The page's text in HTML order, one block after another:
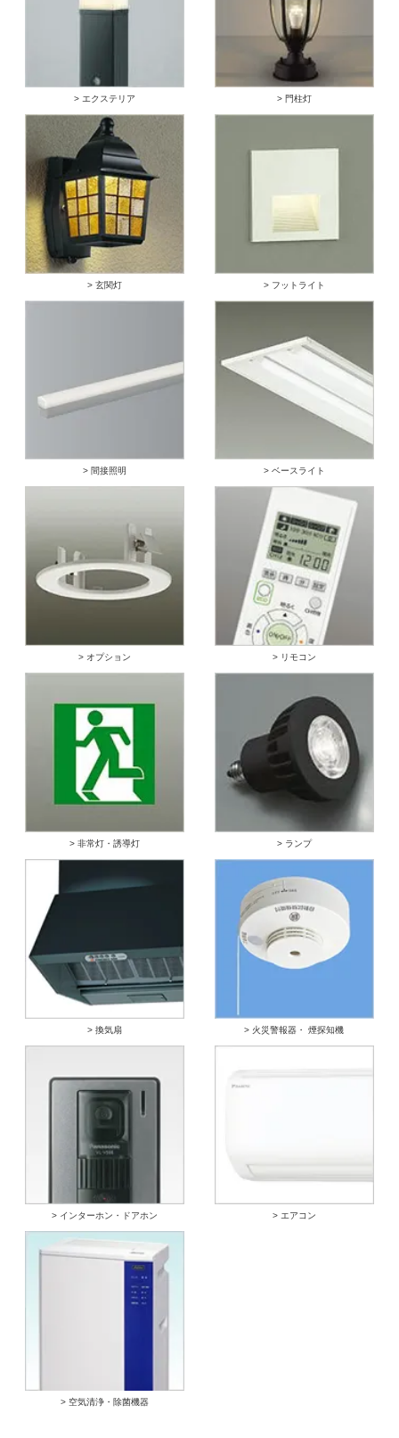
> エクステリア > 門柱灯
> 玄関灯 > フットライト
> 間接照明 > ベースライト
> オプション > リモコン
> 非常灯・誘導灯 > ランプ
> 換気扇 > 火災警報器・ 煙探知機
> インターホン・ドアホン > エアコン
> 空気清浄・除菌機器